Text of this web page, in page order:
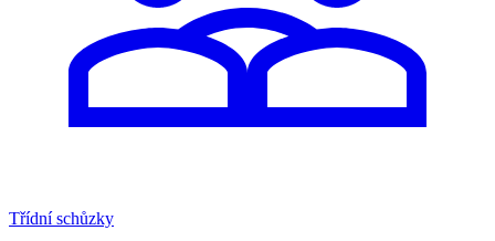
Třídní schůzky